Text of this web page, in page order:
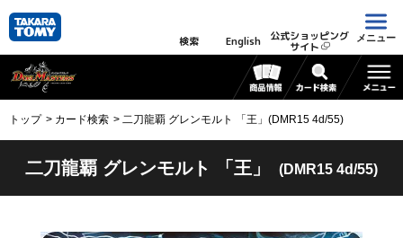
検索 English 公式ショッピング
サイト
メニュー
トップ カード検索 二刀龍覇 グレンモルト 「王」(DMR15 4d/55)
二刀龍覇 グレンモルト 「王」 (DMR15 4d/55)